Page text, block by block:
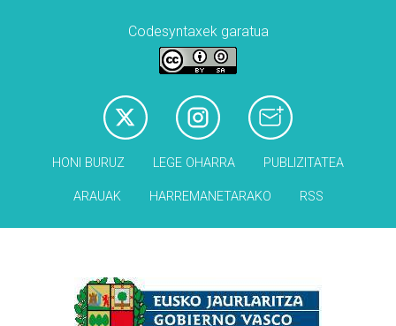
Codesyntaxek garatua
HONI BURUZ LEGE OHARRA PUBLIZITATEA
ARAUAK HARREMANETARAKO RSS